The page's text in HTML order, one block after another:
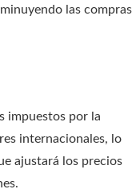
las compras
impuestos por la
internacionales, lo
ajustará los precios